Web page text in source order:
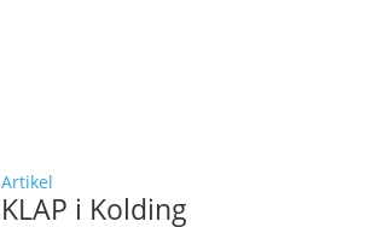
Artikel
KLAP i Kolding